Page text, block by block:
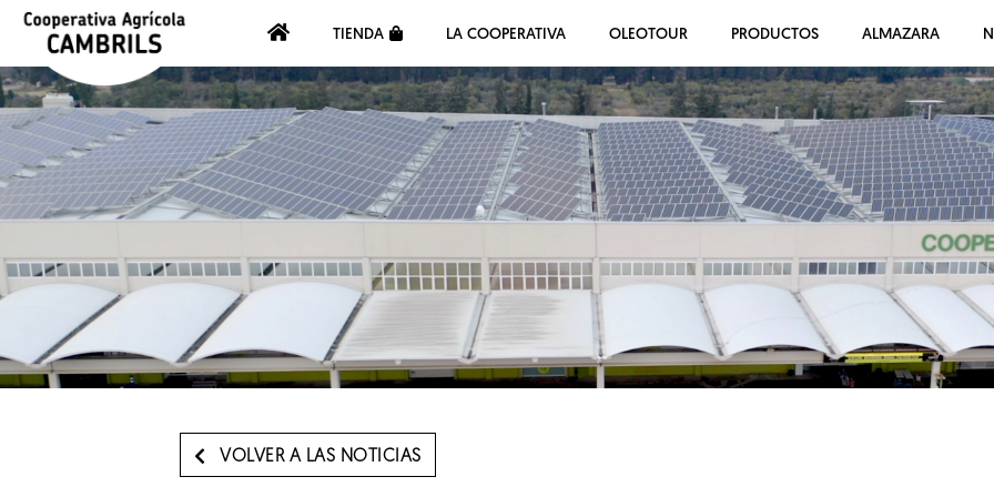
TIENDA LA COOPERATIVA OLEOTOUR PRODUCTOS ALMAZARA
VOLVER A LAS NOTICIAS